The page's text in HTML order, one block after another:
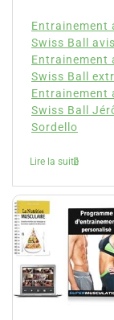
Entrainement
Swiss Ball avis
Entrainement
Swiss Ball
Entrainement
Swiss Ball
Sordello
Lire la suite